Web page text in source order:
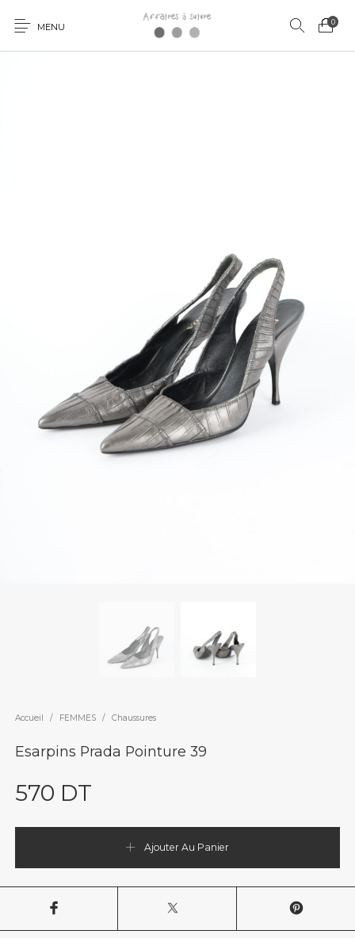
MENU 0
Accueil / FEMMES / Chaussures
Esarpins Prada Pointure 39
570 DT
Ajouter Au Panier